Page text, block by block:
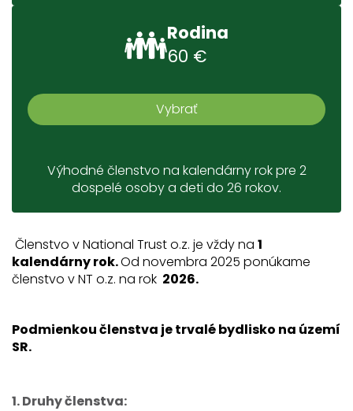
Rodina
60 €
Vybrať
Výhodné členstvo na kalendárny rok pre 2
dospelé osoby a deti do 26 rokov.
Členstvo v National Trust o.z. je vždy na 1
kalendárny rok.Od novembra 2025 ponúkame
členstvo v NT o.z. na rok 2026.
Podmienkou členstva je trvalé bydlisko na území
SR.
1. Druhy členstva: